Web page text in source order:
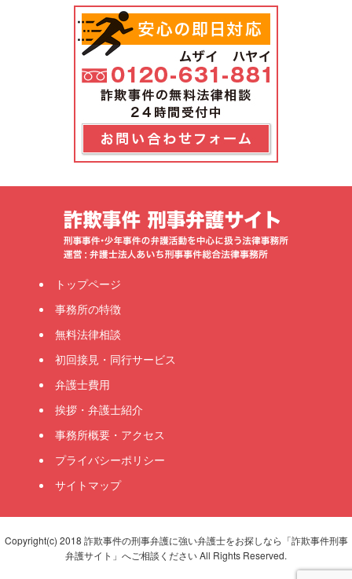
トップページ
事務所の特徴
無料法律相談
初回接見・同行サービス
弁護士費用
挨拶・弁護士紹介
事務所概要・アクセス
プライバシーポリシー
サイトマップ
Copyright(c) 2018 詐欺事件の刑事弁護に強い弁護士をお探しなら「詐欺事件刑事
弁護サイト」へご相談ください All Rights Reserved.